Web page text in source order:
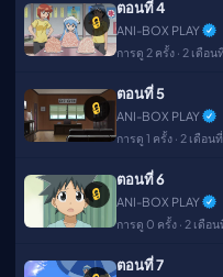
🔒
ตอนที่ 4
ANI-BOX PLAY
การดู 2 ครั้ง · 2 เดือ
🔒
ตอนที่ 5
ANI-BOX PLAY
การดู 1 ครั้ง · 2 เดือน
🔒
ตอนที่ 6
ANI-BOX PLAY
การดู 0 ครั้ง · 2 เดือ
ตอนที่ 7